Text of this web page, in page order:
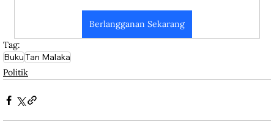
Berlangganan Sekarang
Tag:
BukuTan Malaka
Politik